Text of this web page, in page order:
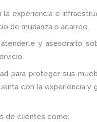
la experiencia e
de mudanza o acarreo.
y asesorarlo
para proteger sus
con la experiencia y
de clientes como: